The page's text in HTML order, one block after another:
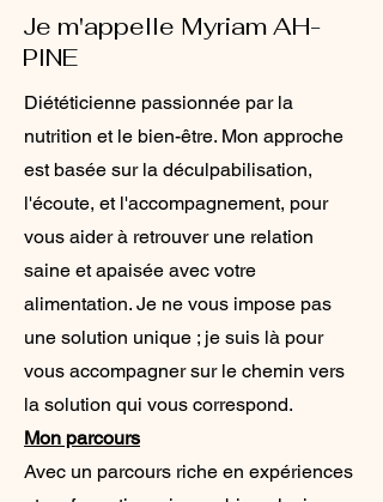
Je m'appelle Myriam AH-
PINE
Diététicienne passionnée par la
nutrition et le bien-être. Mon approche
est basée sur la déculpabilisation,
l'écoute, et l'accompagnement, pour
vous aider à retrouver une relation
saine et apaisée avec votre
alimentation. Je ne vous impose pas
une solution unique ; je suis là pour
vous accompagner sur le chemin vers
la solution qui vous correspond.
Mon parcours
Avec un parcours riche en expériences